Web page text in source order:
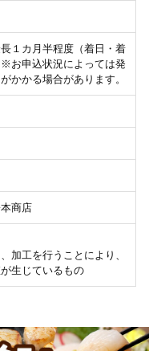
１カ月半程度（着日・着
お申込状況によっては発
かかる場合があります。
商店
加工を行うことにより、
生じているもの